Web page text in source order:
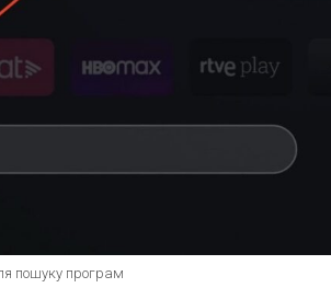
пошуку програм